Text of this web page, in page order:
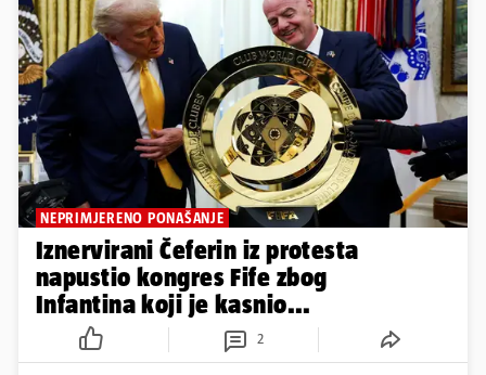
NEPRIMJERENO PONAŠANJE
Iznervirani Čeferin iz protesta
napustio kongres Fife zbog
Infantina koji je kasnio...
2